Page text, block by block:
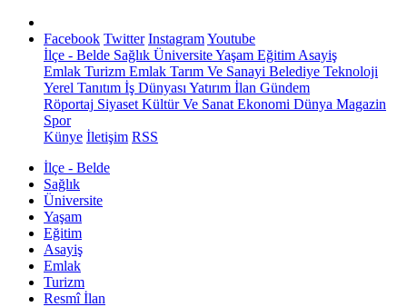
Facebook Twitter InstagramYoutube
İlçe - Belde Sağlık ÜniversiteYaşam Eğitim Asayiş
Emlak Turizm Emlak Tarım Ve Sanayi Belediye Teknoloji
Yerel Tanıtım İş Dünyası Yatırım İlan Gündem
Röportaj Siyaset Kültür Ve Sanat Ekonomi Dünya Magazin
Spor
Künye İletişim RSS
İlçe - Belde
Sağlık
Üniversite
Yaşam
Eğitim
Asayiş
Emlak
Turizm
Resmî İlan